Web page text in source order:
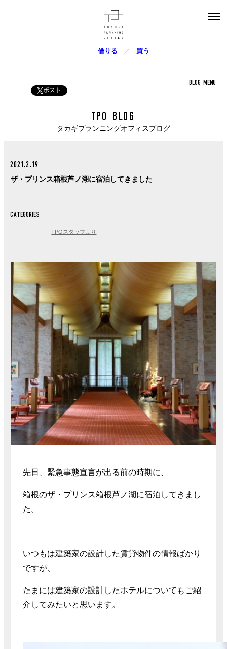
借りる 買う
ポスト
BLOG MENU
TPO BLOG
タカギプランニングオフィスブログ
2021.2.19
ザ・プリンス箱根芦ノ湖に宿泊してきました
CATEGORIES
TPOスタッフより
先日、緊急事態宣言が出る前の時期に、
箱根のザ・プリンス箱根芦ノ湖に宿泊してきまし
た。
いつもは建築家の設計した賃貸物件の情報ばかり
ですが、
たまには建築家の設計したホテルについてもご紹
介してみたいと思います。